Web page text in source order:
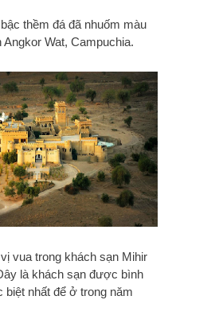
thềm đá đã nhuốm màu
Wat, Campuchia.
vua trong khách sạn Mihir
là khách sạn được bình
biệt nhất để ở trong năm